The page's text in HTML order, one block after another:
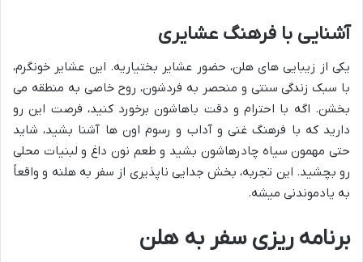
آشنایی با فرهنگ عشایری
یکی از زیبایی های هلن، حضور عشایر بختیاریه. این عشایر خونگرم،
با سبک زندگی سنتی و منحصر به فردشون، روح خاصی به منطقه می
بخشن. اگه با احترام و دقت باهاشون برخورد کنید، فرصت این رو
دارید که با فرهنگ غنی و آداب و رسوم اون ها آشنا بشید، شاید
حتی مهمون سیاه چادرهاشون بشید و طعم نون داغ و لبنیات محلی
رو بچشید. این تجربه، بخش جدایی ناپذیری از سفر به هلنه و واقعاً
به یادموندنی میشه.
برنامه ریزی سفر به هلن